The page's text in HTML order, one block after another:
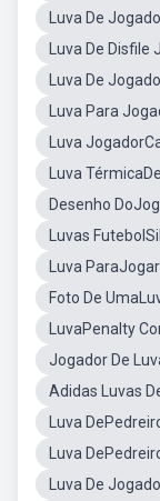
Luva De
Luva De
Luva De
Luva Para
Luva
Luva
Desenho
Luvas
Luva ParaJogar
Foto De
LuvaPenalty
Jogador De
Adidas Luvas
Luva
Luva
Luva De